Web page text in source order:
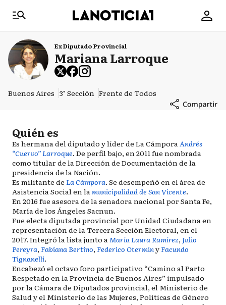
Ex Diputado Provincial
Mariana Larroque
Buenos Aires 3° Sección Frente de Todos
Quién es
Es hermana del diputado y líder de La CámporaAndrés
“Cuervo” Larroque. De perfil bajo, en 2011 fue nombrada
como titular de la Dirección de Documentación de la
presidencia de la Nación.
Es militante de La Cámpora. Se desempeñó en el área de
Asistencia Social en lamunicipalidad de San Vicente.
En 2016 fue asesora de la senadora nacional por Santa Fe,
María de los Ángeles Sacnun.
Fue electa diputada provincial por Unidad Ciudadana en
representación de la Tercera Sección Electoral, en el
2017. Integró la lista junto aMaría Laura Ramírez, Julio
Pereyra,Fabiana Bertino,Federico OterminyFacundo
Tignanelli.
Encabezó el octavo foro participativo “Camino al Parto
Respetado en la Provincia de Buenos Aires” impulsado
por la Cámara de Diputados provincial, el Ministerio de
Salud y el Ministerio de las Mujeres, Políticas de Género